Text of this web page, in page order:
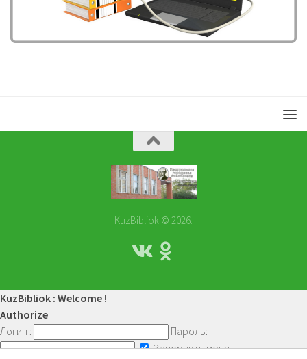
KuzBibliok © 2026.
KuzBibliok : Welcome !
Authorize
Логин :
Пароль:
Запомнить меня